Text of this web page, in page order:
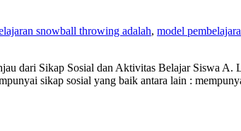
snowball throwing adalah, model
dari Sikap Sosial dan Aktivitas Belajar Siswa A.
sikap sosial yang baik antara lain :